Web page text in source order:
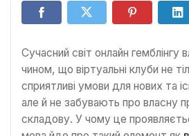
Сучасний світ онлайн гемблінгу
чином, що віртуальні клуби не
сприятливі умови для нових та
але й не забувають про власну
складову. У чому це